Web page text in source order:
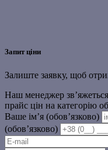
Запит ціни
Залиште заявку, щоб
Наш менеджер
прайс цін на категорію
Ваше ім’я (обов’язково)
(обов’язково)